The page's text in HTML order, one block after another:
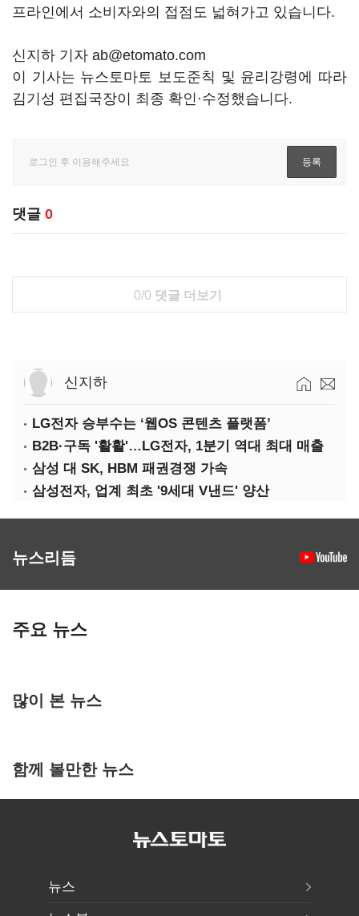
프라인에서 소비자와의 접점도 넓혀가고 있습니다.
신지하 기자 ab@etomato.com
이 기사는 뉴스토마토 보도준칙 및 윤리강령에 따라
김기성 편집국장이 최종 확인·수정했습니다.
댓글 0
0/0 댓글 더보기
신지하
LG전자 승부수는 ‘웹OS 콘텐츠 플랫폼’
B2B·구독 '활활'…LG전자, 1분기 역대 최대 매출
삼성 대 SK, HBM 패권경쟁 가속
삼성전자, 업계 최초 '9세대 V낸드' 양산
뉴스리듬
주요 뉴스
많이 본 뉴스
함께 볼만한 뉴스
뉴스